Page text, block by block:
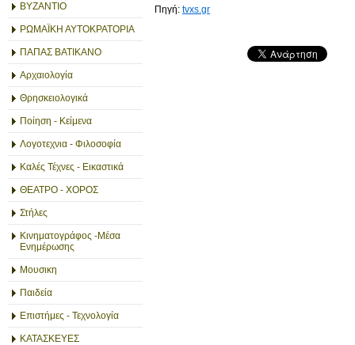
ΒΥΖΑΝΤΙΟ
ΡΩΜΑΪΚΗ ΑΥΤΟΚΡΑΤΟΡΙΑ
ΠΑΠΑΣ ΒΑΤΙΚΑΝΟ
Αρχαιολογία
Θρησκειολογικά
Ποίηση - Κείμενα
Λογοτεχνια - Φιλοσοφία
Καλές Τέχνες - Εικαστικά
ΘΕΑΤΡΟ - ΧΟΡΟΣ
Στήλες
Κινηματογράφος -Μέσα
Ενημέρωσης
Μουσικη
Παιδεία
Επιστήμες - Τεχνολογία
ΚΑΤΑΣΚΕΥΕΣ
Πηγή: tvxs.gr